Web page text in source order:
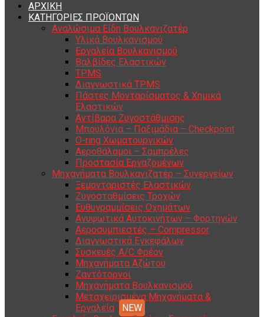
ΑΡΧΙΚΗ
ΚΑΤΗΓΟΡΙΕΣ ΠΡΟΪΟΝΤΩΝ
Αναλώσιμα Είδη Βουλκανιζατέρ
Υλικά Βουλκανισμού
Εργαλεία Βουλκανισμού
Βαλβίδες Ελαστικών
TPMS
Διαγνωστικά TPMS
Πάστες Μονταρίσματος & Χημικά
Ελαστικών
Αντίβαρα Ζυγοστάθμισης
Μπουλόνια – Παξιμάδια – Checkpoint
O-ring Χωματουργικών
Αεροθάλαμοι – Σαμπρέλες
Προστασία Εργαζομένων
Μηχανήματα Βουλκανιζατέρ – Συνεργείων
Ξεμονταριστές Ελαστικών
Ζυγοσταθμίσεις Τροχών
Ευθυγραμμίσεις Οχημάτων
Ανυψωτικά Αυτοκινήτων – Φορτηγών
Αεροσυμπιεστές – Compressor
Διαγνωστικά Εγκεφάλων
Συσκευές A/C Φρέον
Μηχανήματα Αζώτου
Ζαντότορνοι
Μηχανήματα Βουλκανισμού
Μεταχειρισμένα Μηχανήματα &
Εργαλεία